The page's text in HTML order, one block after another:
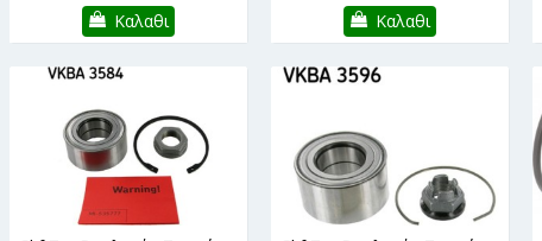
Καλαθι Καλαθι